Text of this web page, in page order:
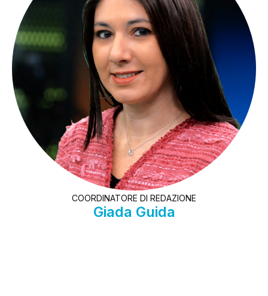
COORDINATORE DI REDAZIONE
Giada Guida